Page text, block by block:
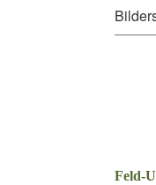
Feld-